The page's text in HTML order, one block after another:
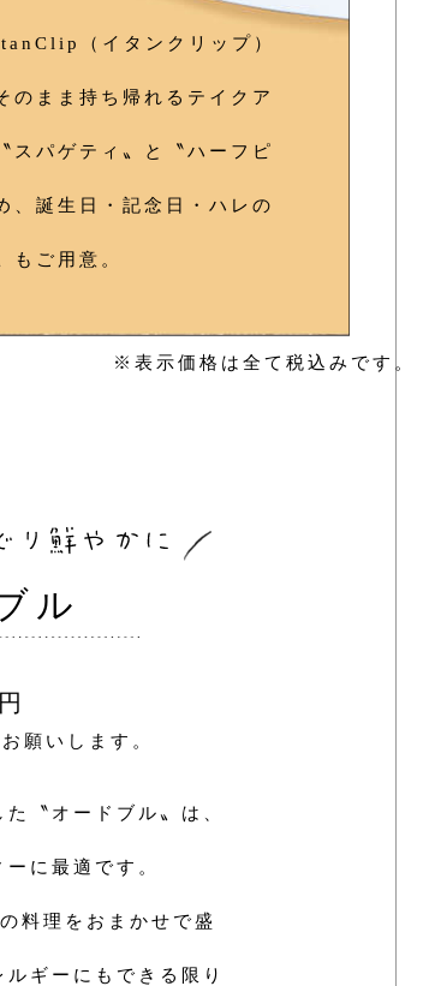
（イタンクリップ）
のまま持ち帰れるテイクア
スパゲティ〟と〝ハーフピ
、誕生日・記念日・ハレの
もご用意。
※表示価格は全て税込みです。
ル
円
願いします。
〝オードブル〟は、
に最適です。
料理をおまかせで盛
ギーにもできる限り